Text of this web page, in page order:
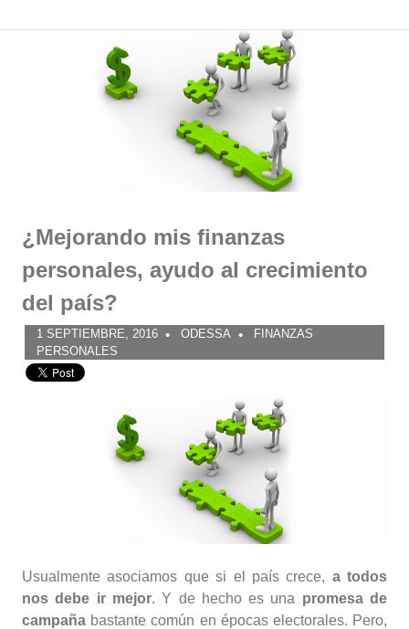
Comunidad
ODESSA
¿Mejorando mis finanzas
personales, ayudo al crecimiento
del país?
1 SEPTIEMBRE, 2016 ODESSA
FINANZAS
PERSONALES
Usualmente asociamos que si el país crece, a todos
nos debe ir mejor. Y de hecho es una promesa de
campaña bastante común en épocas electorales. Pero,